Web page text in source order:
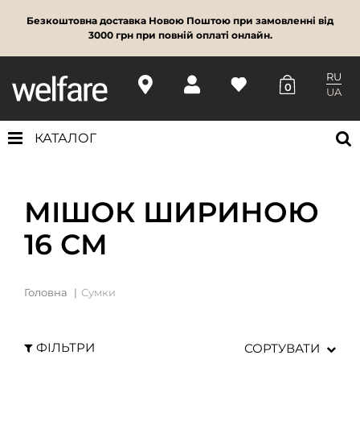
Безкоштовна доставка Новою Поштою при замовленні від
3000 грн при повній оплаті онлайн.
0
RU
UA
КАТАЛОГ
МІШОК ШИРИНОЮ
16 СМ
Головна Сумки
ФІЛЬТРИ СОРТУВАТИ